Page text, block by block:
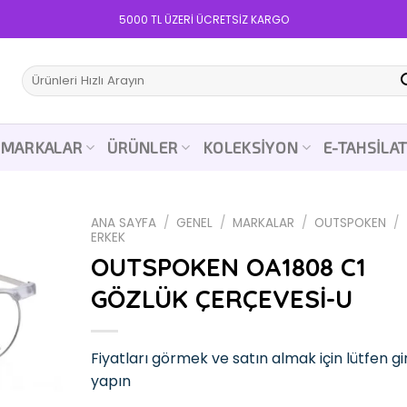
5000 TL ÜZERİ ÜCRETSİZ KARGO
Ara:
MARKALAR ÜRÜNLER KOLEKSIYON E-TAHSILAT
Add to
wishlist
ANA SAYFA / GENEL / MARKALAR / OUTSPOKEN /
ERKEK
OUTSPOKEN OA1808 C1
GÖZLÜK ÇERÇEVESİ-U
Fiyatları görmek ve satın almak için lütfen
yapın